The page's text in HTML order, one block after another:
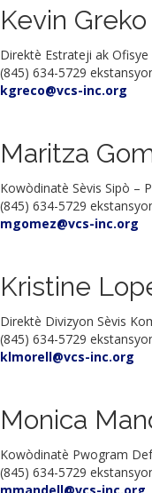
Kevin Greko
Direktè Estrateji ak
(845) 634-5729
kgreco@vcs-inc.org
Maritza
Kowòdinatè Sèvis Sipò –
(845) 634-5729
mgomez@vcs-inc.org
Kristine
Direktè Divizyon Sèvis
(845) 634-5729
klmorell@vcs-inc.org
Monica
Kowòdinatè Pwogram
(845) 634-5729